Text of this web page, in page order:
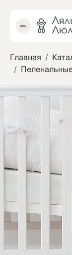
Главная